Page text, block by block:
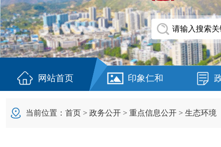
网站首页 印象仁和
当前位置： 首页 > 政务公开 > 重点信息公开 > 生态环境